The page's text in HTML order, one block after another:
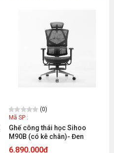
(0)
Mã SP :
Ghế công thái học Sihoo
M90B (có kê chân)- Đen
6.890.000đ